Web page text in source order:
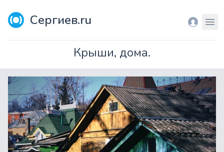
Сергиев.ru Вход
Крыши, дома.